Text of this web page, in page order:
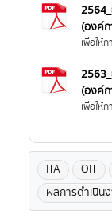
(องค์ก
(องค์ก
ITA OIT
ผลการดำเนิน